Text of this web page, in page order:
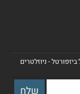
- ניוזלטרים